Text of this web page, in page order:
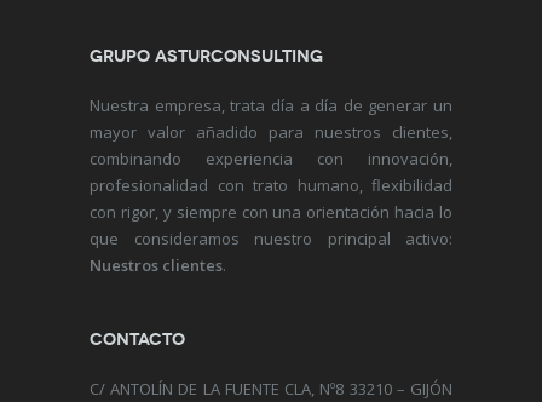
GRUPO ASTURCONSULTING
Nuestra empresa, trata día a día de generar un
mayor valor añadido para nuestros clientes,
combinando experiencia con innovación,
profesionalidad con trato humano, flexibilidad
con rigor, y siempre con una orientación hacia lo
que consideramos nuestro principal activo:
Nuestros clientes.
CONTACTO
C/ ANTOLÍN DE LA FUENTE CLA, Nº8 33210 – GIJÓN